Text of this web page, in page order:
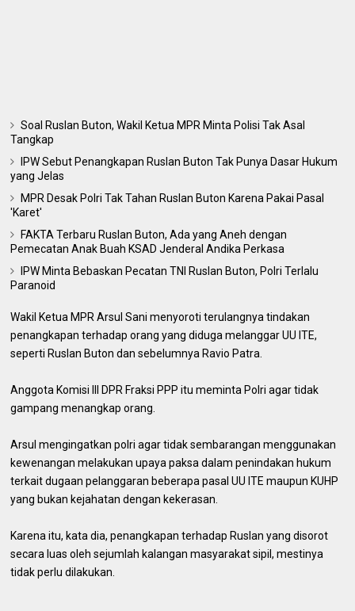
Soal Ruslan Buton, Wakil Ketua MPR Minta Polisi Tak Asal
Tangkap
IPW Sebut Penangkapan Ruslan Buton Tak Punya Dasar Hukum
yang Jelas
MPR Desak Polri Tak Tahan Ruslan Buton Karena Pakai Pasal
'Karet'
FAKTA Terbaru Ruslan Buton, Ada yang Aneh dengan
Pemecatan Anak Buah KSAD Jenderal Andika Perkasa
IPW Minta Bebaskan Pecatan TNI Ruslan Buton, Polri Terlalu
Paranoid
Wakil Ketua MPR Arsul Sani menyoroti terulangnya tindakan
penangkapan terhadap orang yang diduga melanggar UU ITE,
seperti Ruslan Buton dan sebelumnya Ravio Patra.
Anggota Komisi III DPR Fraksi PPP itu meminta Polri agar tidak
gampang menangkap orang.
Arsul mengingatkan polri agar tidak sembarangan menggunakan
kewenangan melakukan upaya paksa dalam penindakan hukum
terkait dugaan pelanggaran beberapa pasal UU ITE maupun KUHP
yang bukan kejahatan dengan kekerasan.
Karena itu, kata dia, penangkapan terhadap Ruslan yang disorot
secara luas oleh sejumlah kalangan masyarakat sipil, mestinya
tidak perlu dilakukan.